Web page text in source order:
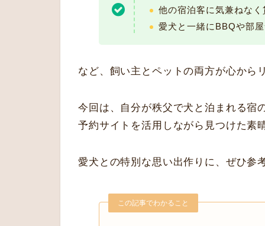
他の宿泊客に気兼ねな
愛犬と一緒にBBQや部
など、飼い主とペットの両方が心から
今回は、自分が秩父で犬と泊まれる宿
予約サイトを活用しながら見つけた素
愛犬との特別な思い出作りに、ぜひ参
この記事でわかること